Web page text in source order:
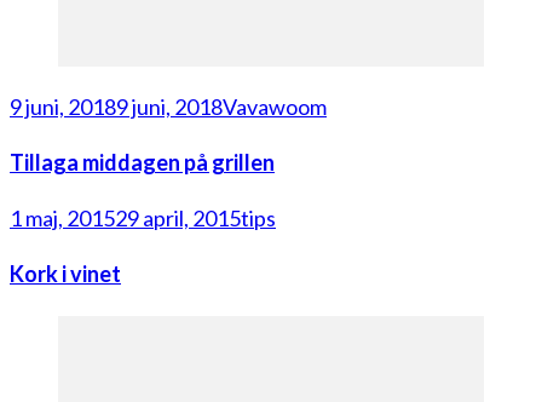
9 juni, 20189 juni, 2018Vavawoom
Tillaga middagen på grillen
1 maj, 201529 april, 2015tips
Kork i vinet